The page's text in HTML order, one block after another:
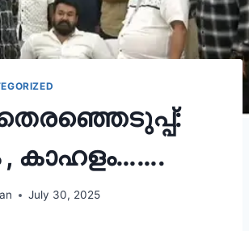
തെരഞ്ഞെടുപ്പ്:
കാഹളം…….
July 30, 2025